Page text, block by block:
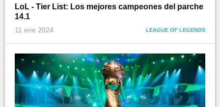
LoL - Tier List: Los mejores campeones del parche
14.1
11 ene 2024 LEAGUE OF LEGENDS